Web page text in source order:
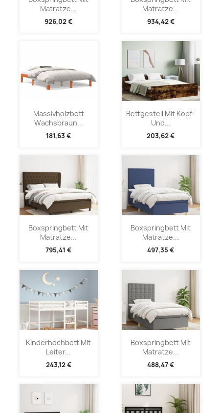
Matratze...
926,02 €
Matratze...
934,42 €
Massivholzbett
Wachsbraun...
181,63 €
Bettgestell Mit Kopf-
Und...
203,62 €
Boxspringbett Mit
Matratze...
795,41 €
Boxspringbett Mit
Matratze...
497,35 €
Kinderhochbett Mit
Leiter...
243,12 €
Boxspringbett Mit
Matratze...
488,47 €